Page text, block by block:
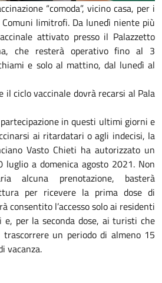
“comoda”, vicino casa, per i
limitrofi. Da lunedì niente più
attivato presso il Palazzetto
che resterà operativo fino al 3
e solo al mattino, dal lunedì al
il ciclo vaccinale dovrà recarsi al Pala
in questi ultimi giorni e
ai ritardatari o agli indecisi, la
Vasto Chieti ha autorizzato un
luglio a domenica agosto 2021. Non
alcuna prenotazione, basterà
per ricevere la prima dose di
consentito l’accesso solo ai residenti
e, per la seconda dose, ai turisti che
un periodo di almeno 15
vacanza.